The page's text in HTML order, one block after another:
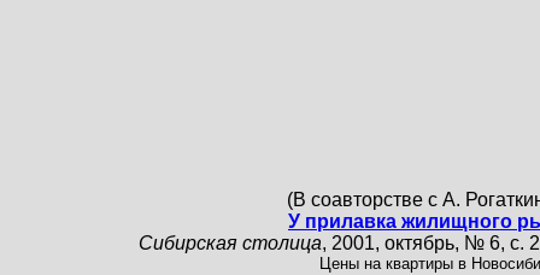
(В соавторстве с А.
У прилавка жилищного
Сибирская столица, 2001, октябрь, № 6, с.
Цены на квартиры в